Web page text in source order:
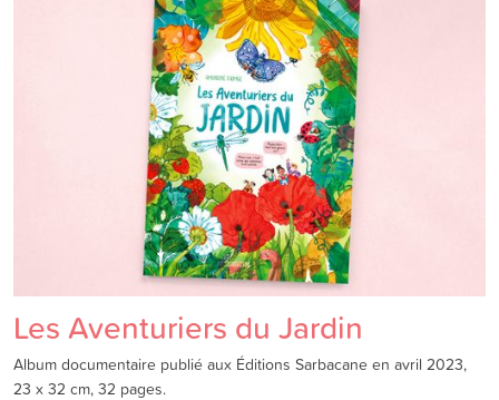
Les Aventuriers du Jardin
Album documentaire publié aux Éditions Sarbacane en avril 2023,
23 x 32 cm, 32 pages.